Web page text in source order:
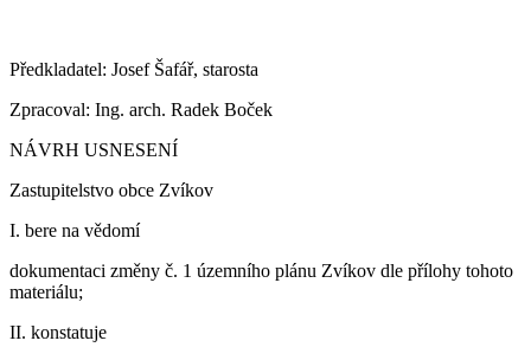
Předkladatel: Josef Šafář, starosta
Zpracoval: Ing. arch. Radek Boček
NÁVRH USNESENÍ
Zastupitelstvo obce Zvíkov
I. bere na vědomí
dokumentaci změny č. 1 územního plánu Zvíkov dle přílohy tohoto
materiálu;
II. konstatuje